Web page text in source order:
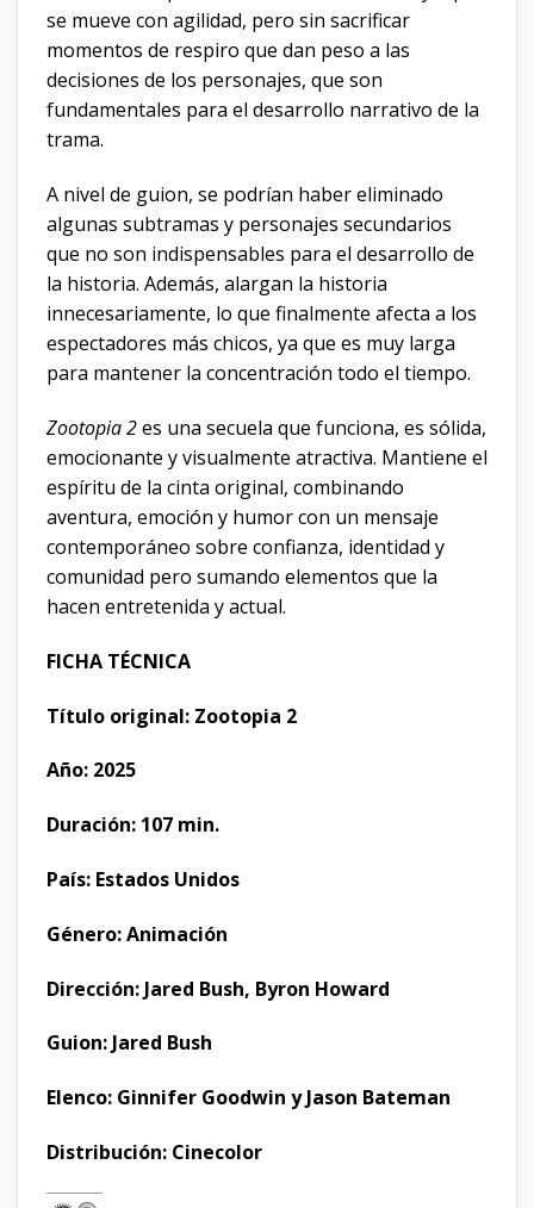
se mueve con agilidad, pero sin sacrificar
momentos de respiro que dan peso a las
decisiones de los personajes, que son
fundamentales para el desarrollo narrativo de la
trama.
A nivel de guion, se podrían haber eliminado
algunas subtramas y personajes secundarios
que no son indispensables para el desarrollo de
la historia. Además, alargan la historia
innecesariamente, lo que finalmente afecta a los
espectadores más chicos, ya que es muy larga
para mantener la concentración todo el tiempo.
Zootopia 2es una secuela que funciona, es sólida,
emocionante y visualmente atractiva. Mantiene el
espíritu de la cinta original, combinando
aventura, emoción y humor con un mensaje
contemporáneo sobre confianza, identidad y
comunidad pero sumando elementos que la
hacen entretenida y actual.
FICHA TÉCNICA
Título original: Zootopia 2
Año: 2025
Duración: 107 min.
País: Estados Unidos
Género: Animación
Dirección: Jared Bush, Byron Howard
Guion: Jared Bush
Elenco: Ginnifer Goodwin y Jason Bateman
Distribución: Cinecolor